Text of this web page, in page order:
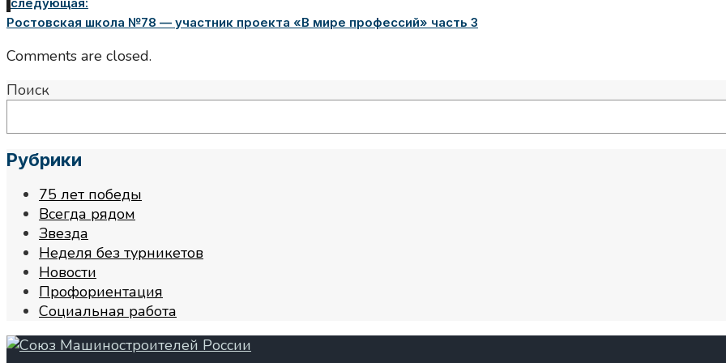
следующая:
Ростовская школа №78 — участник проекта «В мире профессий» часть 3
Comments are closed.
Поиск
Рубрики
75 лет победы
Всегда рядом
Звезда
Неделя без турникетов
Новости
Профориентация
Социальная работа